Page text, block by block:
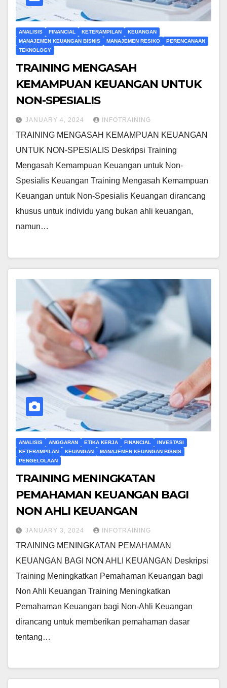
ANALISIS FINANCIAL KETERAMPILAN
KEUANGAN
MANAJEMEN KEUANGAN BISNIS
MANAJEMEN RESIKO
PERENCANAAN
TEKNOLOGY
TRAINING MENGASAH
KEMAMPUAN KEUANGAN UNTUK
NON-SPESIALIS
JANUARY 4, 2024 INFOTRAINING
TRAINING MENGASAH KEMAMPUAN KEUANGAN
UNTUK NON-SPESIALIS Deskripsi Training
Mengasah Kemampuan Keuangan untuk Non-
Spesialis Keuangan Training Mengasah Kemampuan
Keuangan untuk Non-Spesialis Keuangan dirancang
khusus untuk individu yang bukan ahli keuangan,
namun…
ANALISIS ANGGARAN ETIKA KERJA FINANCIAL
INVESTASI
KETERAMPILAN
KEUANGAN
MANAJEMEN KEUANGAN BISNIS
PENGELOLAAN
TRAINING MENINGKATAN
PEMAHAMAN KEUANGAN BAGI
NON AHLI KEUANGAN
JANUARY 3, 2024 INFOTRAINING
TRAINING MENINGKATAN PEMAHAMAN
KEUANGAN BAGI NON AHLI KEUANGAN Deskripsi
Training Meningkatkan Pemahaman Keuangan bagi
Non Ahli Keuangan Training Meningkatkan
Pemahaman Keuangan bagi Non-Ahli Keuangan
dirancang untuk memberikan pemahaman dasar
tentang…